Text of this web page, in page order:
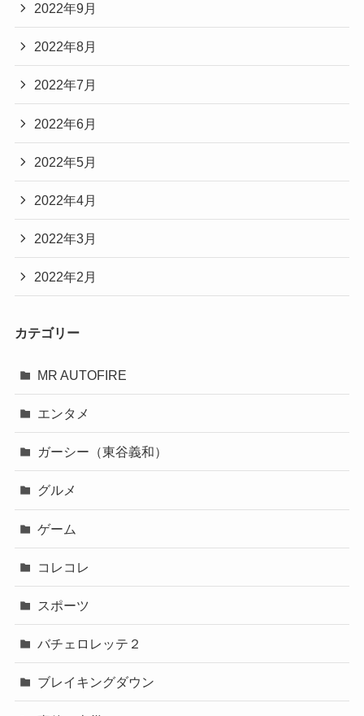
2022年9月
2022年8月
2022年7月
2022年6月
2022年5月
2022年4月
2022年3月
2022年2月
カテゴリー
MR AUTOFIRE
エンタメ
ガーシー（東谷義和）
グルメ
ゲーム
コレコレ
スポーツ
バチェロレッテ２
ブレイキングダウン